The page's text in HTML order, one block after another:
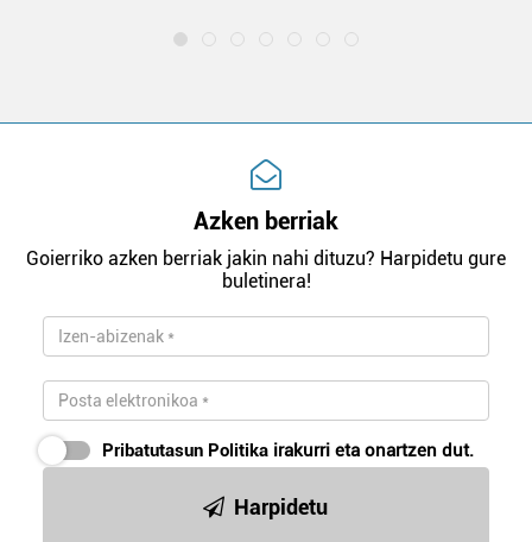
Azken berriak
Goierriko azken berriak jakin nahi dituzu? Harpidetu gure
buletinera!
Pribatutasun Politika irakurri eta onartzen dut.
Harpidetu